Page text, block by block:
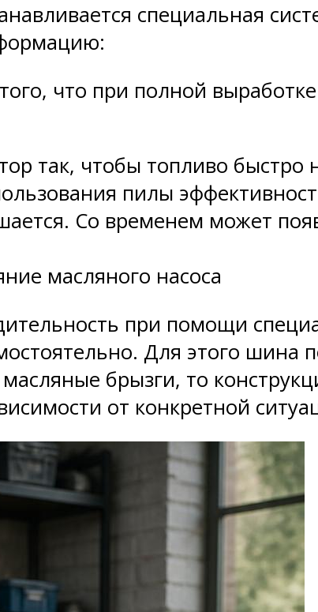
специальная
что при полной
так, чтобы топливо быстро
пилы
Со временем может
масляного насоса
при помощи
Для этого шина
брызги, то
от конкретной